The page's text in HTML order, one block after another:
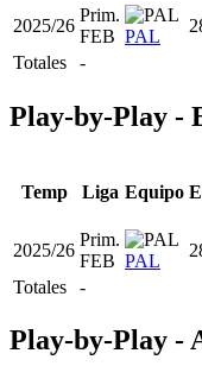
2025/26
Prim.
FEB PAL
Totales
-
Play-by-Play -
Temp Liga Equipo
2025/26
Prim.
FEB PAL
Totales
-
Play-by-Play -